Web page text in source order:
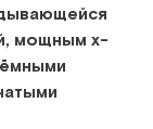
мощным х-